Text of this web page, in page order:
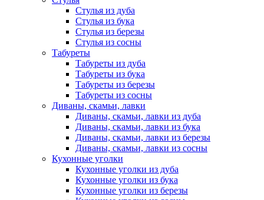
Стулья из дуба
Стулья из бука
Стулья из березы
Стулья из сосны
Табуреты
Табуреты из дуба
Табуреты из бука
Табуреты из березы
Табуреты из сосны
Диваны, скамьи, лавки
Диваны, скамьи, лавки из дуба
Диваны, скамьи, лавки из бука
Диваны, скамьи, лавки из березы
Диваны, скамьи, лавки из сосны
Кухонные уголки
Кухонные уголки из дуба
Кухонные уголки из бука
Кухонные уголки из березы